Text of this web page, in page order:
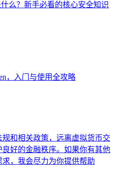
么？新手必看的核心安全知识
，入门与使用全攻略
和相关政策，远离虚拟货币交
好的金融秩序。如果你有其他
，我会尽力为你提供帮助